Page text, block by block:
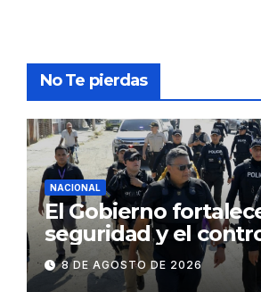
No Te pierdas
NACIONAL
El Gobierno
seguridad y el
territorial en
Playas
8 DE AGOSTO DE 2026